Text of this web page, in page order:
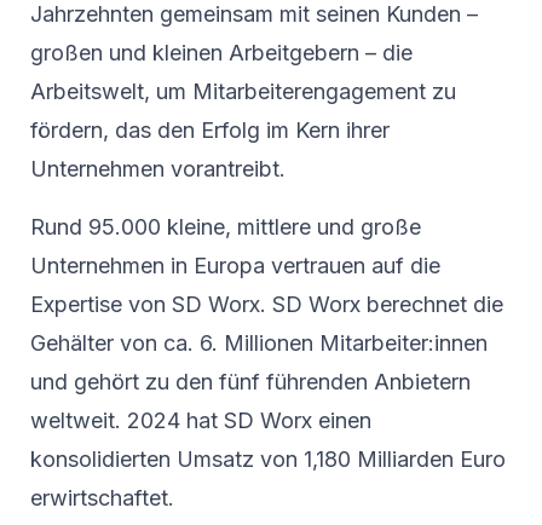
Jahrzehnten gemeinsam mit seinen Kunden –
großen und kleinen Arbeitgebern – die
Arbeitswelt, um Mitarbeiterengagement zu
fördern, das den Erfolg im Kern ihrer
Unternehmen vorantreibt.
Rund 95.000 kleine, mittlere und große
Unternehmen in Europa vertrauen auf die
Expertise von SD Worx. SD Worx berechnet die
Gehälter von ca. 6. Millionen Mitarbeiter:innen
und gehört zu den fünf führenden Anbietern
weltweit. 2024 hat SD Worx einen
konsolidierten Umsatz von 1,180 Milliarden Euro
erwirtschaftet.